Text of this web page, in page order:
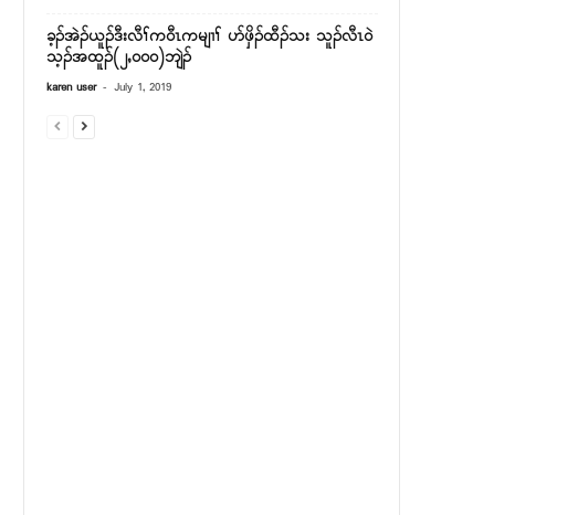
ခ့ၣ်အဲၣ်ယူၣ်ဒီးလီၢ်က၀ီၤကမျၢၢ် ပာ်ဖှိၣ်ထီၣ်သး သူၣ်လီၤ၀ဲ
သ့ၣ်အထူၣ်(၂ႇ၀၀၀)ဘျဲၣ်
karen user - July 1, 2019